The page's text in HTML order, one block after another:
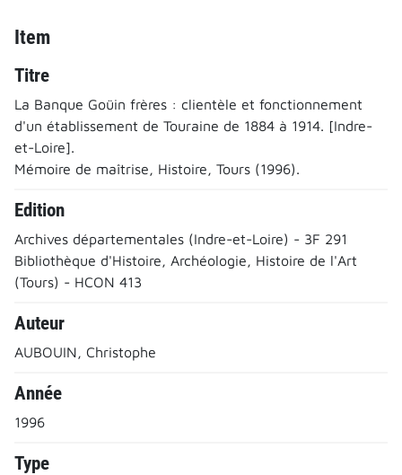
Item
Titre
La Banque Goüin frères : clientèle et fonctionnement
d'un établissement de Touraine de 1884 à 1914. [Indre-
et-Loire].
Mémoire de maîtrise, Histoire, Tours (1996).
Edition
Archives départementales (Indre-et-Loire) - 3F 291
Bibliothèque d'Histoire, Archéologie, Histoire de l'Art
(Tours) - HCON 413
Auteur
AUBOUIN, Christophe
Année
1996
Type